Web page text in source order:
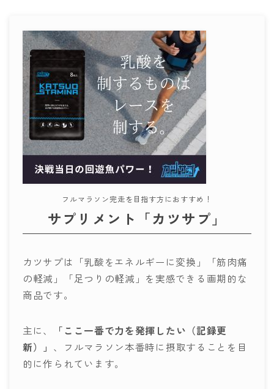
フルマラソン完走を目指す方におすすめ！
サプリメント「カツサプ」
カツサプは「乳酸をエネルギーに変換」「筋肉痛
の軽減」「足つりの軽減」を実感できる画期的な
商品です。
主に、 「ここ一番で力を発揮したい（記録更
新）」 、フルマラソン本番時に摂取することを目
的に作られています。